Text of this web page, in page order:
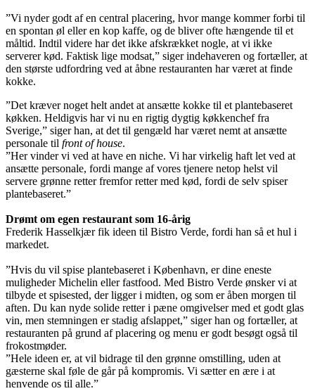
”Vi nyder godt af en central placering, hvor mange kommer forbi til
en spontan øl eller en kop kaffe, og de bliver ofte hængende til et
måltid. Indtil videre har det ikke afskrækket nogle, at vi ikke
serverer kød. Faktisk lige modsat,” siger indehaveren og fortæller, at
den største udfordring ved at åbne restauranten har været at finde
kokke.
”Det kræver noget helt andet at ansætte kokke til et plantebaseret
køkken. Heldigvis har vi nu en rigtig dygtig køkkenchef fra
Sverige,” siger han, at det til gengæld har været nemt at ansætte
personale til front of house.
”Her vinder vi ved at have en niche. Vi har virkelig haft let ved at
ansætte personale, fordi mange af vores tjenere netop helst vil
servere grønne retter fremfor retter med kød, fordi de selv spiser
plantebaseret.”
Drømt om egen restaurant som 16-årig
Frederik Hasselkjær fik ideen til Bistro Verde, fordi han så et hul i
markedet.
”Hvis du vil spise plantebaseret i København, er dine eneste
muligheder Michelin eller fastfood. Med Bistro Verde ønsker vi at
tilbyde et spisested, der ligger i midten, og som er åben morgen til
aften. Du kan nyde solide retter i pæne omgivelser med et godt glas
vin, men stemningen er stadig afslappet,” siger han og fortæller, at
restauranten på grund af placering og menu er godt besøgt også til
frokostmøder.
”Hele ideen er, at vil bidrage til den grønne omstilling, uden at
gæsterne skal føle de går på kompromis. Vi sætter en ære i at
henvende os til alle.”